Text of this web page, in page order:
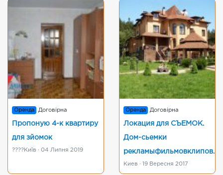
Оренда Договірна
Пропоную 4-к квартиру
для зйомок
????Київ · 04 Липня 2019
Оренда Договірна
Локация для СЪЕМОК.
Дом-сьемки
рекламыфильмовклипов.
Киев · 19 Вересня 2017